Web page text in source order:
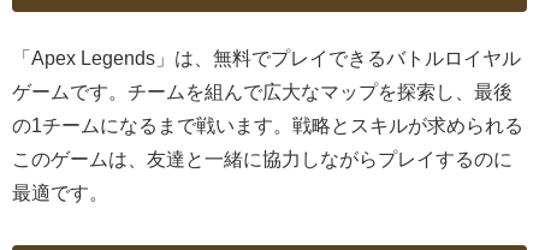
「Apex Legends」は、無料でプレイできるバトルロイヤル
ゲームです。チームを組んで広大なマップを探索し、最後
の1チームになるまで戦います。戦略とスキルが求められる
このゲームは、友達と一緒に協力しながらプレイするのに
最適です。